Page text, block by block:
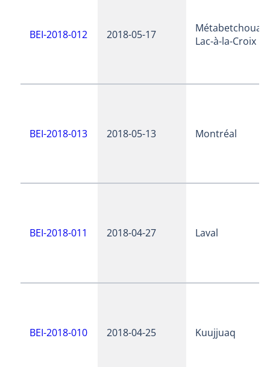
BEI-2018-012 2018-05-17
Lac-à-la-Croix
BEI-2018-013 2018-05-13 Montréal
BEI-2018-011 2018-04-27 Laval
BEI-2018-010 2018-04-25 Kuujjuaq